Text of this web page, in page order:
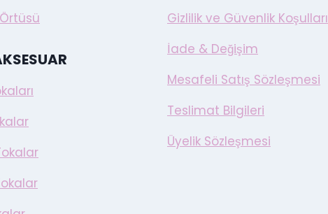
Gizlilik ve Güvenlik Koşulları
İade & Değişim
Mesafeli Satış Sözleşmesi
Teslimat Bilgileri
Üyelik Sözleşmesi